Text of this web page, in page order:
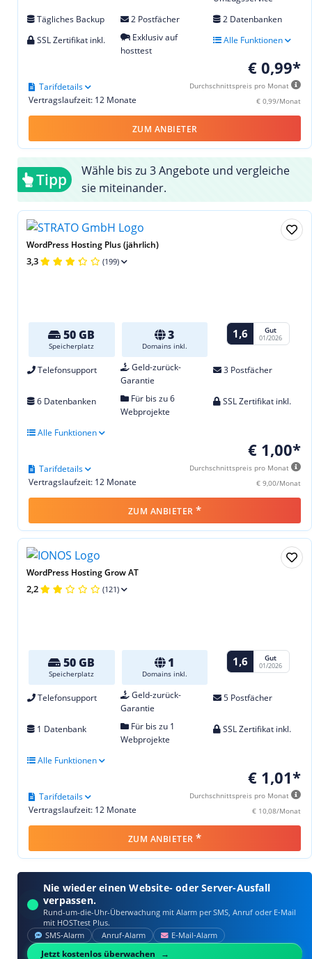
Tägliches Backup
2 Postfächer
2 Datenbanken
SSL Zertifikat inkl.
Exklusiv auf
hosttest
Alle Funktionen
€ 0,99*
Durchschnittspreis pro Monat
€ 0,99/Monat
Vertragslaufzeit: 12 Monate
Tarifdetails
ZUM ANBIETER
Tipp
Wähle bis zu 3 Angebote und vergleiche
sie miteinander.
WordPress Hosting Plus (jährlich)
3,3 (199)
50 GB
Speicherplatz
3
Domains inkl.
1,6 Gut
01/2026
Telefonsupport
Geld-zurück-
Garantie
3 Postfächer
6 Datenbanken
Für bis zu 6
Webprojekte
SSL Zertifikat inkl.
Alle Funktionen
€ 1,00*
Durchschnittspreis pro Monat
€ 9,00/Monat
Vertragslaufzeit: 12 Monate
Tarifdetails
ZUM ANBIETER *
WordPress Hosting Grow AT
2,2 (121)
50 GB
Speicherplatz
1
Domains inkl.
1,6 Gut
01/2026
Telefonsupport
Geld-zurück-
Garantie
5 Postfächer
1 Datenbank
Für bis zu 1
Webprojekte
SSL Zertifikat inkl.
Alle Funktionen
€ 1,01*
Durchschnittspreis pro Monat
€ 10,08/Monat
Vertragslaufzeit: 12 Monate
Tarifdetails
ZUM ANBIETER *
Nie wieder einen Website- oder Server-Ausfall
verpassen.
Rund-um-die-Uhr-Überwachung mit Alarm per SMS, Anruf oder E‑Mail
mit HOSTtest Plus.
SMS‑Alarm Anruf‑Alarm E‑Mail‑Alarm
Jetzt kostenlos überwachen